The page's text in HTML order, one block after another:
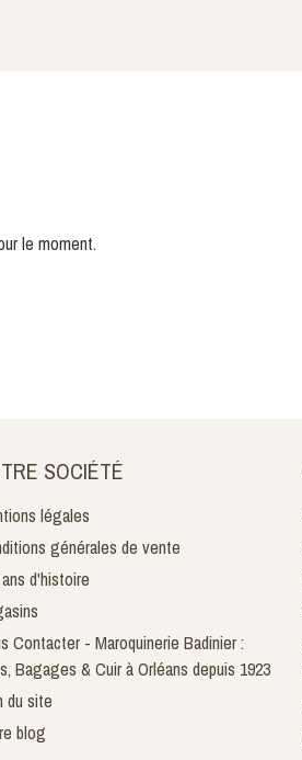
le moment.
SOCIÉTÉ
légales
générales de vente
d'histoire
Contacter - Maroquinerie Badinier :
Bagages & Cuir à Orléans depuis 1923
du site
blog